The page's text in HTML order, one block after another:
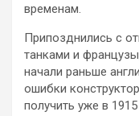
временам.
Припозднились с
танками и
начали раньше
ошибки
получить уже в